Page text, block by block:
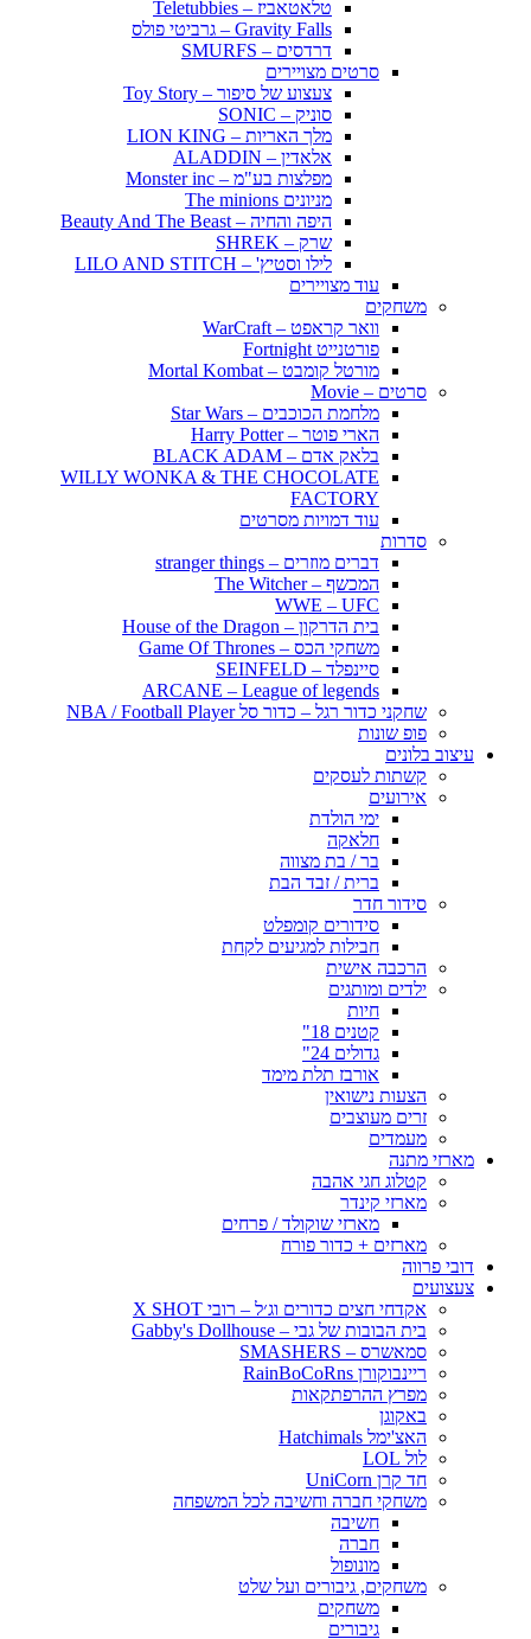
טלאטאביז – Teletubbies
Gravity Falls – גרביטי פולס
דרדסים – SMURFS
סרטים מצויירים
צעצוע של סיפור – Toy Story
סוניק – SONIC
מלך האריות – LION KING
אלאדין – ALADDIN
מפלצות בע"מ – Monster inc
מניונים The minions
היפה והחיה – Beauty And The Beast
שרק – SHREK
לילו וסטיץ' – LILO AND STITCH
עוד מצויירים
משחקים
וואר קראפט – WarCraft
פורטנייט Fortnight
מורטל קומבט – Mortal Kombat
סרטים – Movie
מלחמת הכוכבים – Star Wars
הארי פוטר – Harry Potter
בלאק אדם – BLACK ADAM
WILLY WONKA & THE CHOCOLATE
FACTORY
עוד דמויות מסרטים
סדרות
דברים מוזרים – stranger things
המכשף – The Witcher
WWE – UFC
בית הדרקון – House of the Dragon
משחקי הכס – Game Of Thrones
סיינפלד – SEINFELD
ARCANE – League of legends
שחקני כדור רגל – כדור סל NBA / Football Player
פופ שונות
עיצוב בלונים
קשתות לעסקים
אירועים
ימי הולדת
חלאקה
בר / בת מצווה
ברית / זבד הבת
סידור חדר
סידורים קומפלט
חבילות למגיעים לקחת
הרכבה אישית
ילדים ומותגים
חיות
קטנים 18"
גדולים 24"
אורבז תלת מימד
הצעות נישואין
זרים מעוצבים
מעמדים
מארזי מתנה
קטלוג חגי אהבה
מארזי קינדר
מארזי שוקולד / פרחים
מארזים + כדור פורח
דובי פרווה
צעצועים
אקדחי חצים כדורים וג׳ל – רובי X SHOT
בית הבובות של גבי – Gabby's Dollhouse
סמאשרס – SMASHERS
ריינבוקורן RainBoCoRns
מפרץ ההרפתקאות
באקוגן
האצ'ימל Hatchimals
לול LOL
חד קרן UniCorn
משחקי חברה וחשיבה לכל המשפחה
חשיבה
חברה
מונופול
משחקים, גיבורים ועל שלט
משחקים
גיבורים